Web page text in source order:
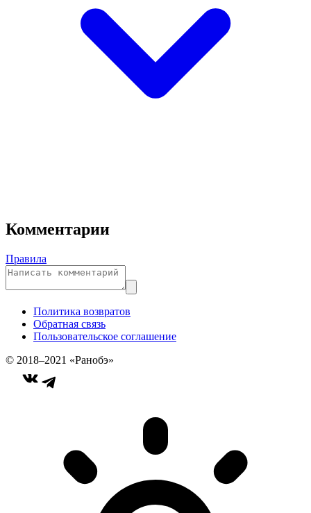
Комментарии
Правила
Политика возвратов
Обратная связь
Пользовательское соглашение
© 2018–2021 «Ранобэ»